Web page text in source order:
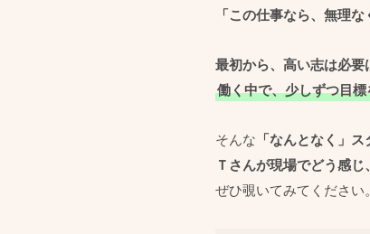
「この仕事なら、無理
最初から、高い志は必要
働く中で、少しずつ目
そんな 「なんとなく」
Ｔさんが現場でどう感じ
ぜひ覗いてみてください。